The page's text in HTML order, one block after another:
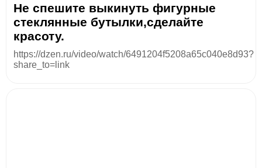
Не спешите выкинуть фигурные
стеклянные бутылки,сделайте
красоту.
https://dzen.ru/video/watch/6491204f5208a65c040e8d93?
share_to=link